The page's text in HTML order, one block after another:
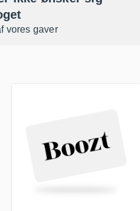
vores gaver